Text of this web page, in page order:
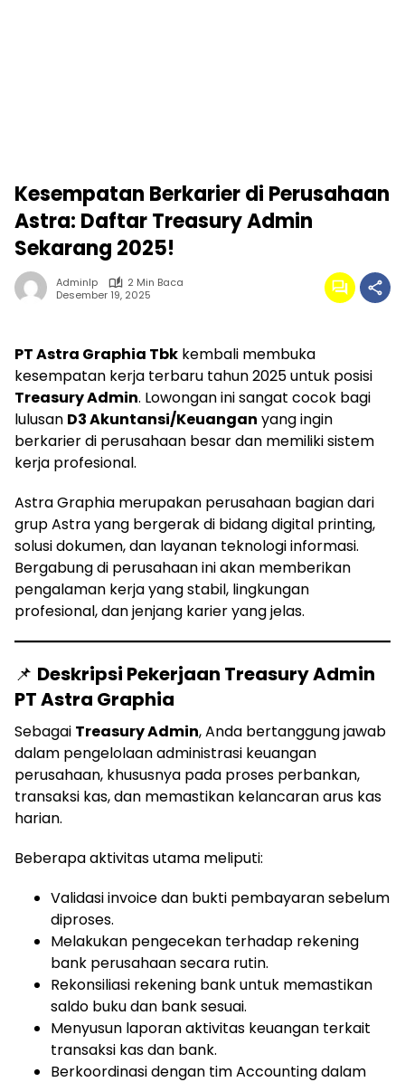
Kesempatan Berkarier di Perusahaan
Astra: Daftar Treasury Admin
Sekarang 2025!
Adminlp
2 Min Baca
Desember 19, 2025
PT Astra Graphia Tbk kembali membuka
kesempatan kerja terbaru tahun 2025 untuk posisi
Treasury Admin. Lowongan ini sangat cocok bagi
lulusan D3 Akuntansi/Keuangan yang ingin
berkarier di perusahaan besar dan memiliki sistem
kerja profesional.
Astra Graphia merupakan perusahaan bagian dari
grup Astra yang bergerak di bidang digital printing,
solusi dokumen, dan layanan teknologi informasi.
Bergabung di perusahaan ini akan memberikan
pengalaman kerja yang stabil, lingkungan
profesional, dan jenjang karier yang jelas.
📌 Deskripsi Pekerjaan Treasury Admin
PT Astra Graphia
Sebagai Treasury Admin, Anda bertanggung jawab
dalam pengelolaan administrasi keuangan
perusahaan, khususnya pada proses perbankan,
transaksi kas, dan memastikan kelancaran arus kas
harian.
Beberapa aktivitas utama meliputi:
Validasi invoice dan bukti pembayaran sebelum
diproses.
Melakukan pengecekan terhadap rekening
bank perusahaan secara rutin.
Rekonsiliasi rekening bank untuk memastikan
saldo buku dan bank sesuai.
Menyusun laporan aktivitas keuangan terkait
transaksi kas dan bank.
Berkoordinasi dengan tim Accounting dalam